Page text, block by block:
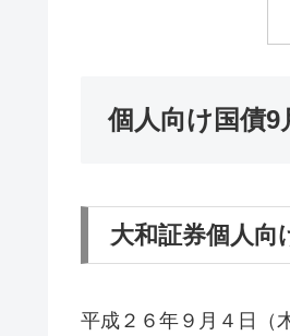
個人向け国債9
大和証券個人向
平成２６年９月４日（